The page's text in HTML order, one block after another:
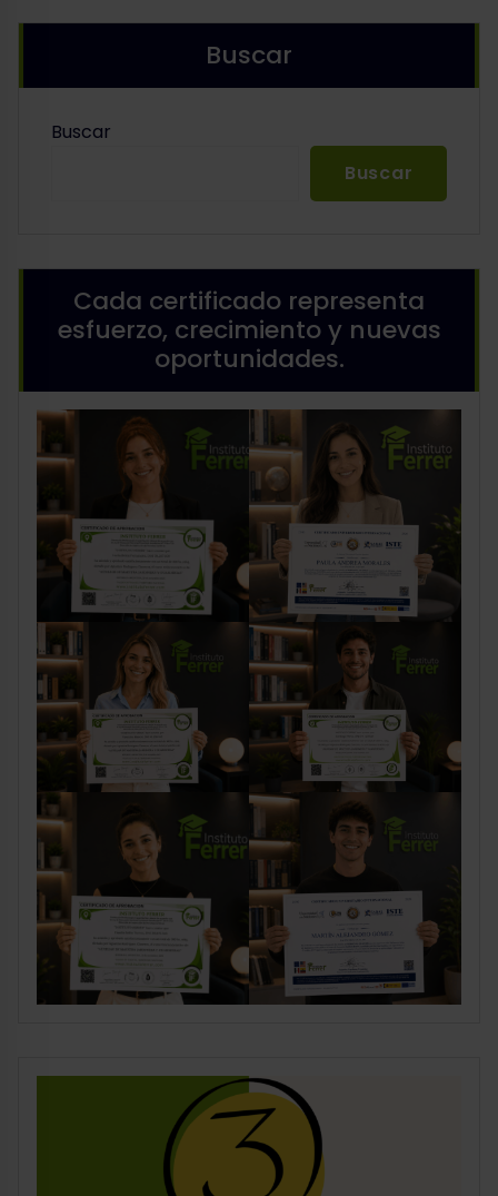
Buscar
Buscar
Buscar
Cada certificado representa
esfuerzo, crecimiento y nuevas
oportunidades.